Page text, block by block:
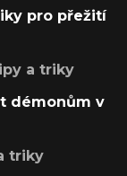
pro přežití
a triky
démonům v
triky